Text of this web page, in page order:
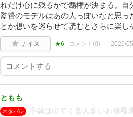
れだけ心に残るかで覇権が決まる。
監督のモデルはあの人っぽいなと思
とか想いを巡らせて読むとさらに楽し
ナイス ★6 コメント(0) 2026/
ともも
ネタバレ
序盤は出てくる人多いわ修羅